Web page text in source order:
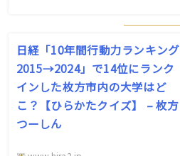
日経「10年間行動力ランキング
2015→2024」で14位にランク
インした枚方市内の大学はど
こ？【ひらかたクイズ】 – 枚方
つーしん